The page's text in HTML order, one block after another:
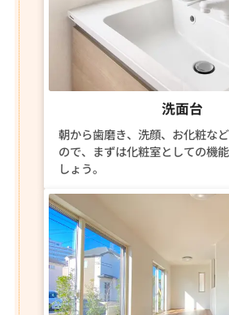
洗面台
朝から歯磨き、洗顔、お化粧な
ので、まずは化粧室としての機
しょう。